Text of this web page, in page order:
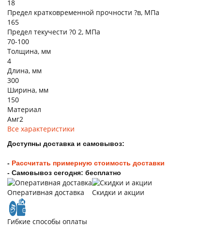
18
Предел кратковременной прочности ?в, МПа
165
Предел текучести ?0 2, МПа
70-100
Толщина, мм
4
Длина, мм
300
Ширина, мм
150
Материал
Амг2
Все характеристики
Доступны доставка и самовывоз:
- Рассчитать примерную стоимость доставки
- Самовывоз сегодня: бесплатно
Оперативная доставка Скидки и акции
Гибкие способы оплаты